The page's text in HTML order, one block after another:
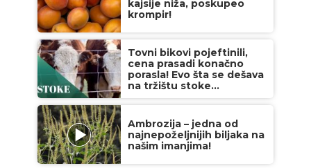
kajsije niža, poskupeo
krompir!
Tovni bikovi pojeftinili,
cena prasadi konačno
porasla! Evo šta se dešava
na tržištu stoke...
Ambrozija – jedna od
najnepoželjnijih biljaka na
našim imanjima!